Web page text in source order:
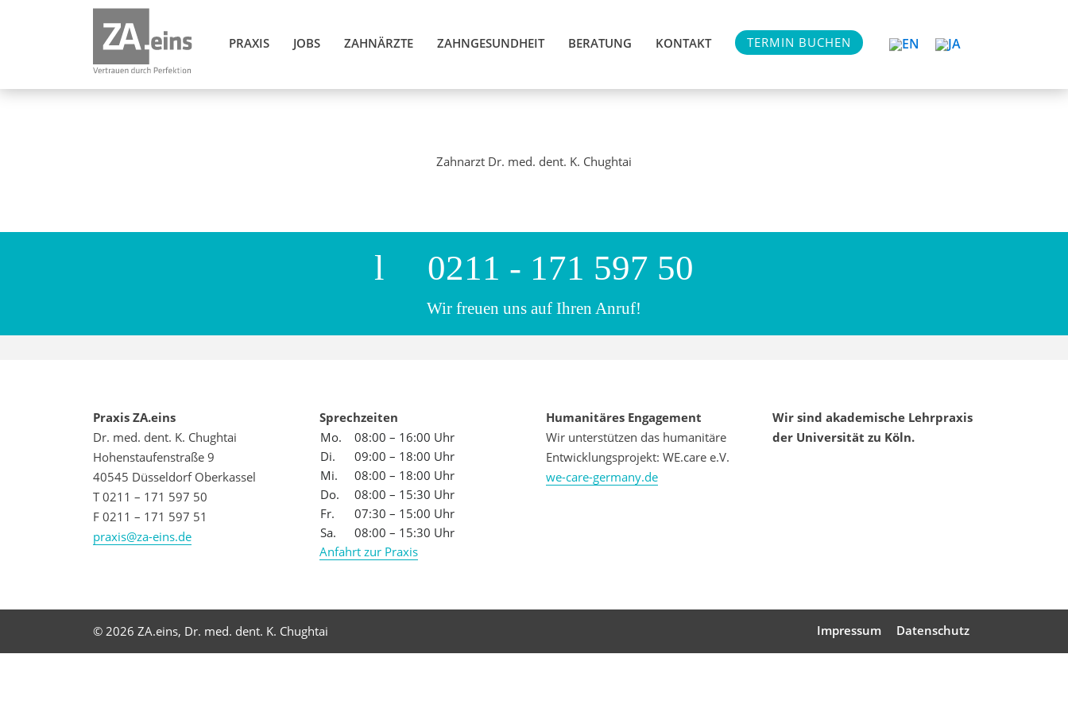
PRAXIS JOBS ZAHNÄRZTE ZAHNGESUNDHEIT BERATUNG KONTAKT TERMIN BUCHEN
Zahnarzt Dr. med. dent. K. Chughtai
0211 - 171 597 50
Wir freuen uns auf Ihren Anruf!
Praxis ZA.eins
Dr. med. dent. K. Chughtai
Hohenstaufenstraße 9
40545 Düsseldorf Oberkassel
T 0211 – 171 597 50
F 0211 – 171 597 51
praxis@za-eins.de
Sprechzeiten
Mo.
08:00 – 16:00 Uhr
Di.
09:00 – 18:00 Uhr
Mi.
08:00 – 18:00 Uhr
Do.
08:00 – 15:30 Uhr
Fr.
07:30 – 15:00 Uhr
Sa.
08:00 – 15:30 Uhr
Anfahrt zur Praxis
Humanitäres Engagement
Wir unterstützen das humanitäre
Entwicklungsprojekt: WE.care e.V.
we-care-germany.de
Wir sind akademische Lehrpraxis
der Universität zu Köln.
© 2026 ZA.eins, Dr. med. dent. K. Chughtai Impressum Datenschutz